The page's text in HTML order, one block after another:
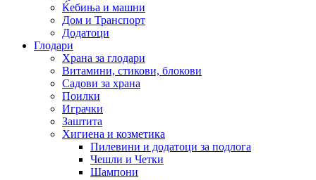
Ќебиња и машни
Дом и Транспорт
Додатоци
Глодари
Храна за глодари
Витамини, стикови, блокови
Садови за храна
Поилки
Играчки
Заштита
Хигиена и козметика
Пилевини и додатоци за подлога
Чешли и Четки
Шампони